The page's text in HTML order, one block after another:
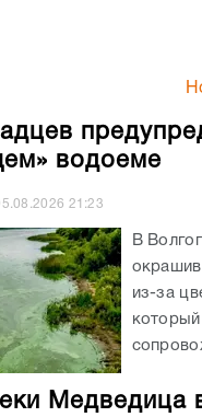
водоеме
21:23
В
из-за
который
Медведица